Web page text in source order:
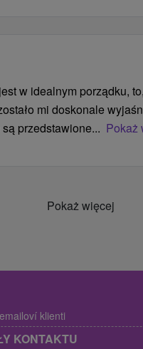
w idealnym porządku,
mi doskonale
przedstawione... Pokaż
Pokaż więcej
klienti
KONTAKTU